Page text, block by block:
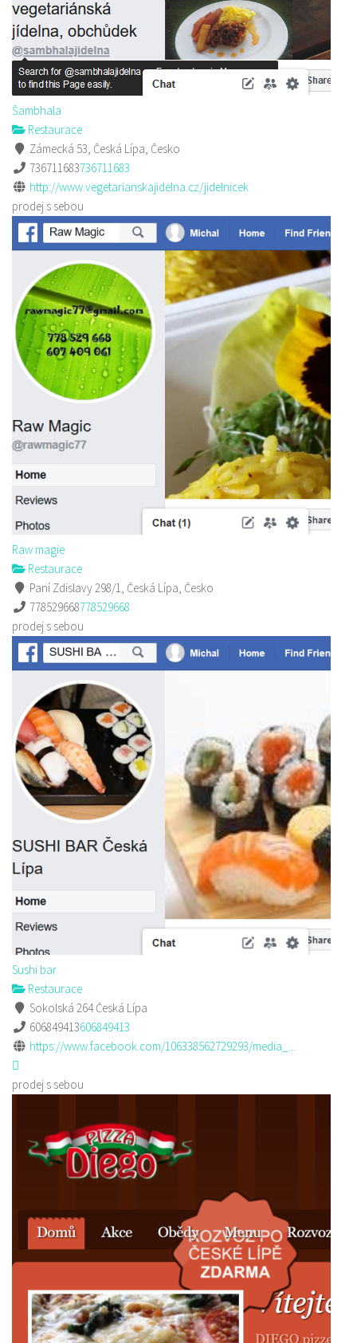
Šambhala
Restaurace
Zámecká 53, Česká Lípa, Česko
736711683736711683
http://www.vegetarianskajidelna.cz/jidelnicek
prodej s sebou
Raw magie
Restaurace
Paní Zdislavy 298/1, Česká Lípa, Česko
778529668778529668
prodej s sebou
Sushi bar
Restaurace
Sokolská 264 Česká Lípa
606849413606849413
https://www.facebook.com/106338562729293/media_...
prodej s sebou